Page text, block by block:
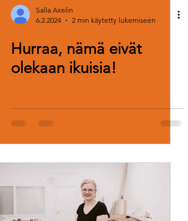
Salla Axelin
6.2.2024
2 min käytetty lukemiseen
Hurraa, nämä eivät
olekaan ikuisia!